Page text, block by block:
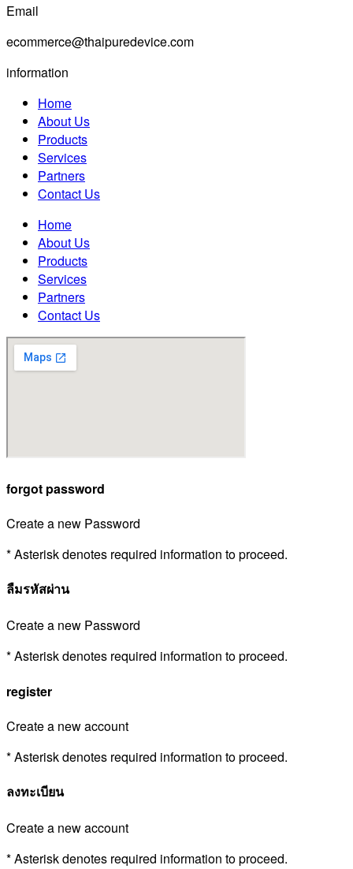
Email
ecommerce@thaipuredevice.com
information
Home
About Us
Products
Services
Partners
Contact Us
Home
About Us
Products
Services
Partners
Contact Us
forgot password
Create a new Password
* Asterisk denotes required information to proceed.
ลืมรหัสผ่าน
Create a new Password
* Asterisk denotes required information to proceed.
register
Create a new account
* Asterisk denotes required information to proceed.
ลงทะเบียน
Create a new account
* Asterisk denotes required information to proceed.